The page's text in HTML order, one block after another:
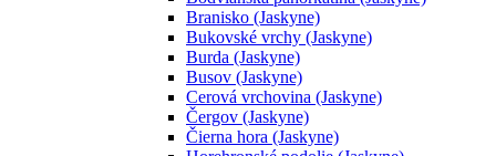
Branisko (Jaskyne)
Bukovské vrchy (Jaskyne)
Burda (Jaskyne)
Busov (Jaskyne)
Cerová vrchovina (Jaskyne)
Čergov (Jaskyne)
Čierna hora (Jaskyne)